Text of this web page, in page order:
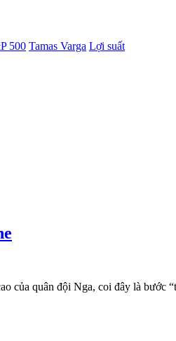
500 Tamas Varga Lợi suất
quân đội Nga, coi đây là bước